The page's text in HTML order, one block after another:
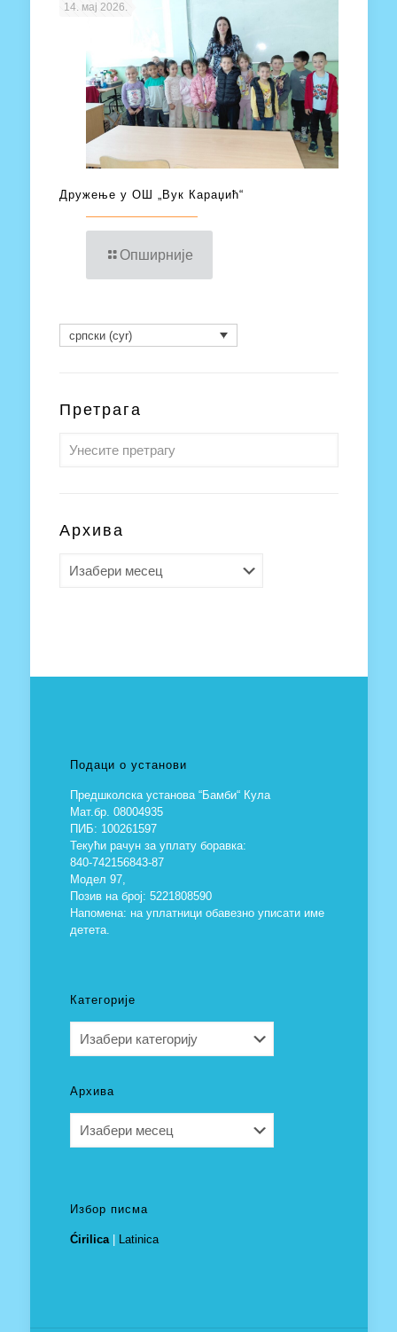
14. мај 2026.
Дружење у ОШ „Вук Караџић“
Опширније
српски (cyr)
Претрага
Архива
Подаци о установи
Предшколска установа “Бамби“ Кула
Мат.бр. 08004935
ПИБ: 100261597
Текући рачун за уплату боравка:
840-742156843-87
Модел 97,
Позив на број: 5221808590
Напомена: на уплатници обавезно уписати име
детета.
Категорије
Архива
Избор писма
Ćirilica| Latinica